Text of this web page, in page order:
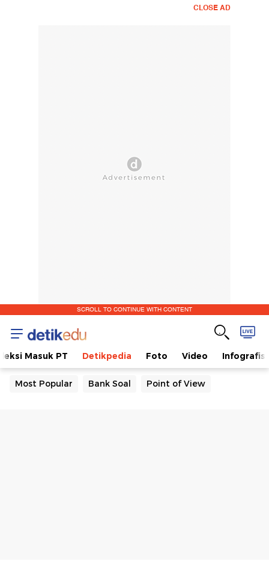
CLOSE AD
SCROLL TO CONTINUE WITH CONTENT
Masuk PT Detikpedia Foto Video Infografis
Most Popular Bank Soal Point of View